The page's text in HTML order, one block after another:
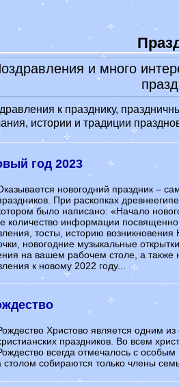
и много
к празднику,
истории и традиции
год 2023
новогодний праздник –
При раскопках
было написано: «Начало
количество информации
тосты, историю
новогодние музыкальные
на вашем рабочем столе, а также
к новому 2022 году...
Христово является одним
праздников. Во всем
всегда отмечалось с
столом собираются только члены
Прикольные
Гадание
Книга судеб
-Книга
Гороскопы
Гороскоп
-Гороскоп
Лунный
Значение
Обои на